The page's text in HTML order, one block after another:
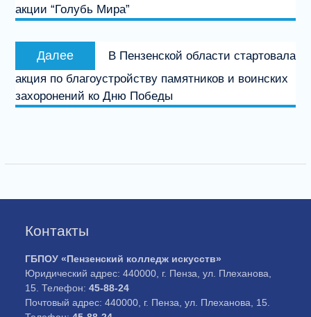
акции “Голубь Мира”
Далее
запись:
В Пензенской области стартовала
акция по благоустройству памятников и воинских
захоронений ко Дню Победы
Контакты
ГБПОУ «Пензенский колледж искусств»
Юридический адрес: 440000, г. Пенза, ул. Плеханова,
15. Телефон:45-88-24
Почтовый адрес: 440000, г. Пенза, ул. Плеханова, 15.